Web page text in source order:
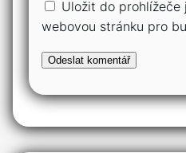
Uložit do prohlížeče
webovou stránku pro